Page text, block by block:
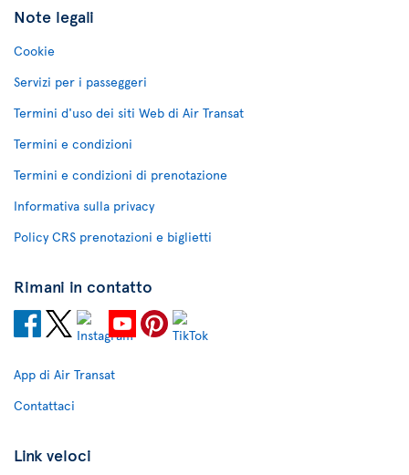
Note legali
Cookie
Servizi per i passeggeri
Termini d'uso dei siti Web di Air Transat
Termini e condizioni
Termini e condizioni di prenotazione
Informativa sulla privacy
Policy CRS prenotazioni e biglietti
Rimani in contatto
App di Air Transat
Contattaci
Link veloci